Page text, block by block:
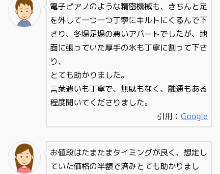
電子ピアノのような精密機械も、きちんと足
を外して一つ一つ丁寧にキルトにくるんで下
さり、冬場足場の悪いアパートでしたが、地
面に張っていた厚手の氷も丁寧に割って下さ
り、
とても助かりました。
言葉遣いも丁寧で、無駄もなく、融通もある
程度聞いてくださりました。
引用： Google
お値段はたまたまタイミングが良く、想定し
ていた価格の半額で済みとても助かりまし